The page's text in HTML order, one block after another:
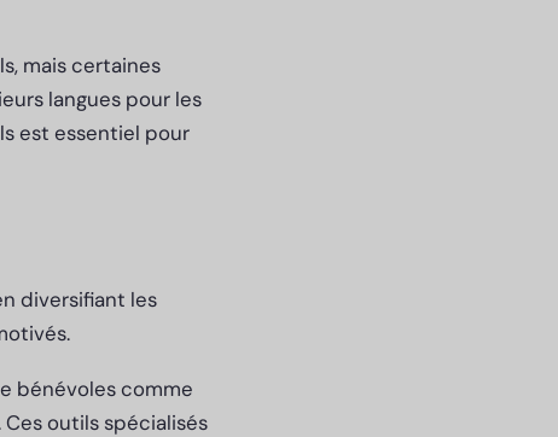
mais certaines
langues pour les
est essentiel pour
diversifiant les
bénévoles comme
outils spécialisés